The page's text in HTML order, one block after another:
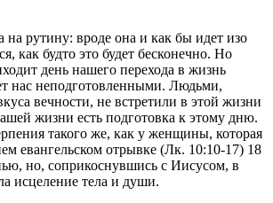
рутину: вроде она и как бы идет изо
как будто это будет бесконечно. Но
день нашего перехода в жизнь
нас неподготовленными. Людьми,
вечности, не встретили в этой жизни
жизни есть подготовка к этому дню.
такого же, как у женщины, которая
евангельском отрывке (Лк. 10:10-17) 18
но, соприкоснувшись с Иисусом, в
исцеление тела и души.